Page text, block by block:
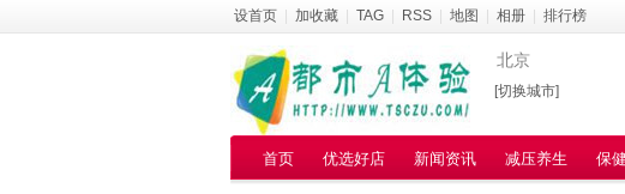
设首页 加收藏 TAG RSS 地图 相册 排行榜
北京
[切换城市]
首页 优选好店 新闻资讯 减压养生 保